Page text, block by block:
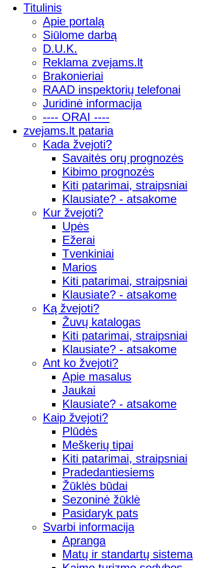
Titulinis
Apie portalą
Siūlome darbą
D.U.K.
Reklama zvejams.lt
Brakonieriai
RAAD inspektorių telefonai
Juridinė informacija
---- ORAI ----
zvejams.lt pataria
Kada žvejoti?
Savaitės orų prognozės
Kibimo prognozės
Kiti patarimai, straipsniai
Klausiate? - atsakome
Kur žvejoti?
Upės
Ežerai
Tvenkiniai
Marios
Kiti patarimai, straipsniai
Klausiate? - atsakome
Ką žvejoti?
Žuvų katalogas
Kiti patarimai, straipsniai
Klausiate? - atsakome
Ant ko žvejoti?
Apie masalus
Jaukai
Klausiate? - atsakome
Kaip žvejoti?
Plūdės
Meškerių tipai
Kiti patarimai, straipsniai
Pradedantiesiems
Žūklės būdai
Sezoninė žūklė
Pasidaryk pats
Svarbi informacija
Apranga
Matų ir standartų sistema